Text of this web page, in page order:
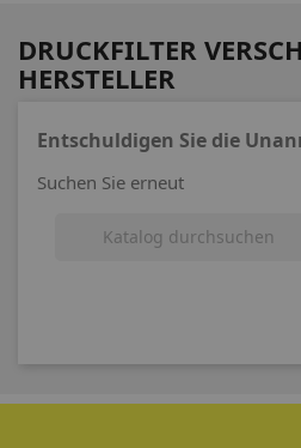
DRUCKFILTER
HERSTELLER
Entschuldigen Sie die
Suchen Sie erneut